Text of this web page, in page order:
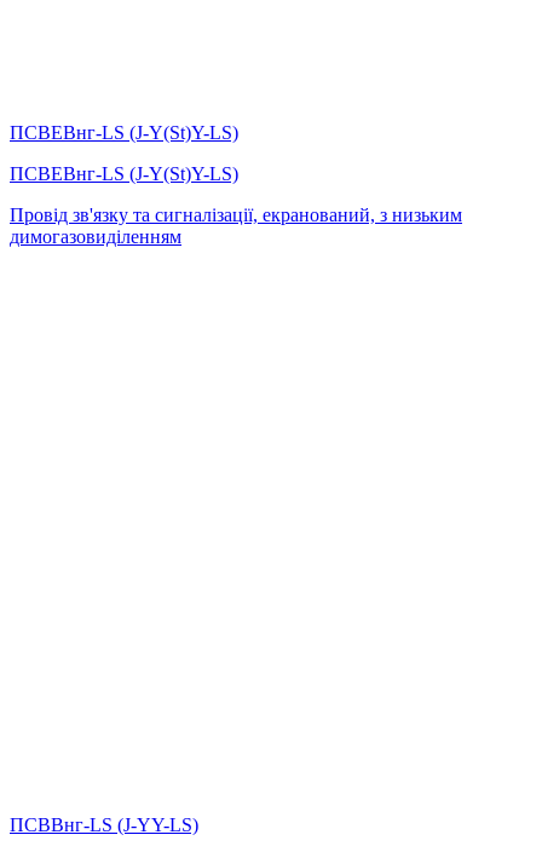
ПСВЕВнг-LS (J-Y(St)Y-LS)
ПСВЕВнг-LS (J-Y(St)Y-LS)
Провід зв'язку та сигналізації, екранований, з низьким
димогазовиділенням
ПСВВнг-LS (J-YY-LS)